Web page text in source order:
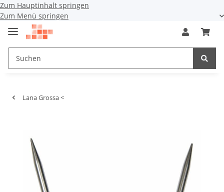
Zum Hauptinhalt springen
Zum Menü springen
Lana Grossa <